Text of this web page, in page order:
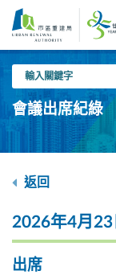
要
入
關
鍵
會議出席紀綠
返回
2026年4月23
出席